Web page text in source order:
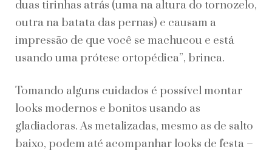
duas tirinhas atrás (uma na altura do tornozelo,
outra na batata das pernas) e causam a
impressão de que você se machucou e está
usando uma prótese ortopédica”, brinca.
Tomando alguns cuidados é possível montar
looks modernos e bonitos usando as
gladiadoras. As metalizadas, mesmo as de salto
baixo, podem até acompanhar looks de festa –